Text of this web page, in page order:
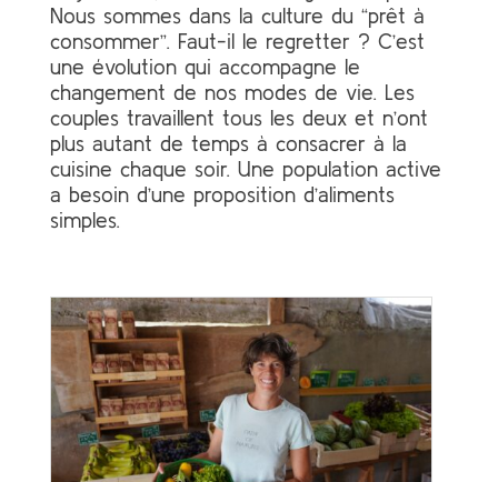
Nous sommes dans la culture du “prêt à
consommer”. Faut-il le regretter ? C’est
une évolution qui accompagne le
changement de nos modes de vie. Les
couples travaillent tous les deux et n’ont
plus autant de temps à consacrer à la
cuisine chaque soir. Une population active
a besoin d’une proposition d’aliments
simples.